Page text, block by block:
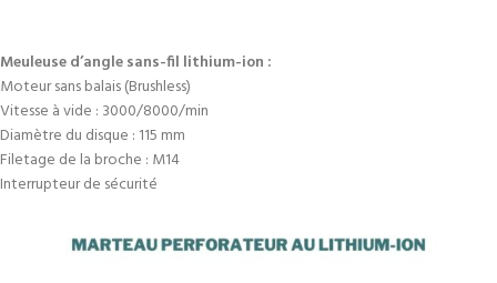
Meuleuse d’angle sans-fil lithium-ion :
Moteur sans balais (Brushless)
Vitesse à vide : 3000/8000/min
Diamètre du disque : 115 mm
Filetage de la broche : M14
Interrupteur de sécurité